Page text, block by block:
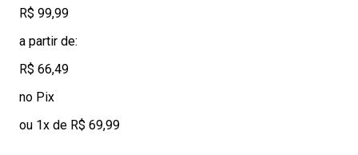
R$ 99,99
a partir de:
R$ 66,49
no Pix
ou 1x de R$ 69,99